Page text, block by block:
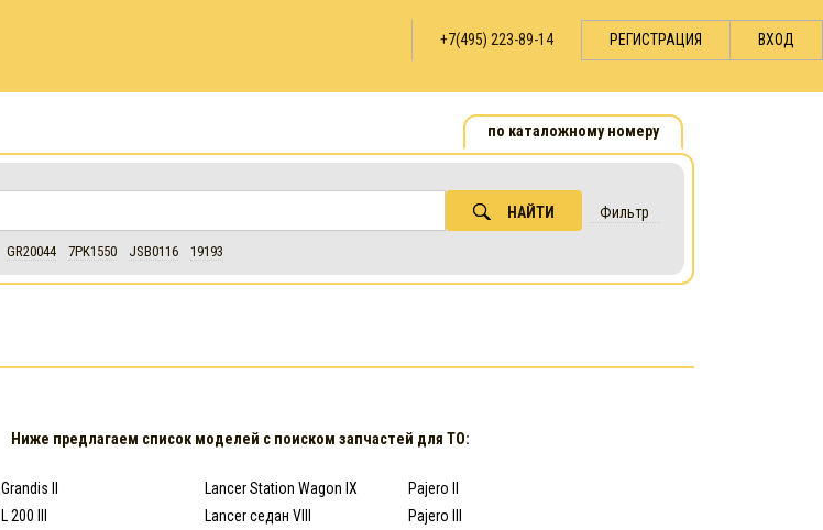
+7(495) 223-89-14 РЕГИСТРАЦИЯ ВХОД
по каталожному номеру
НАЙТИ Фильтр
GR20044 7PK1550 JSB0116 19193
Ниже предлагаем список моделей с поиском запчастей для ТО:
Grandis II
L 200 III
Lancer Station Wagon IX
Lancer седан VIII
Pajero II
Pajero III